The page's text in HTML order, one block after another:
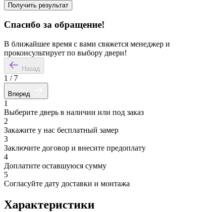
Получить результат
Спасибо за обращение!
В ближайшее время с вами свяжется менеджер и
проконсультирует по выбору двери!
Назад
1 / 7
Вперед
1
Выберите дверь в наличии или под заказ
2
Закажите у нас бесплатный замер
3
Заключите договор и внесите предоплату
4
Доплатите оставшуюся сумму
5
Согласуйте дату доставки и монтажа
Характеристики